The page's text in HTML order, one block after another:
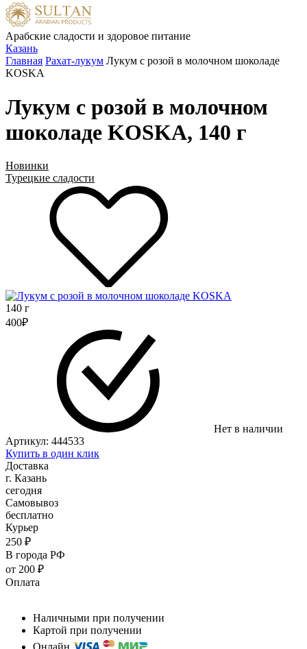
Арабские сладости и здоровое питание
Казань
Главная Рахат-лукум Лукум с розой в молочном шоколаде
KOSKA
Лукум с розой в молочном
шоколаде KOSKA, 140 г
Новинки
Турецкие сладости
140 г
400₽
Нет в наличии
Артикул: 444533
Купить в один клик
Доставка
г. Казань
сегодня
Самовывоз
бесплатно
Курьер
250 ₽
В города РФ
от 200 ₽
Оплата
Наличными при получении
Картой при получении